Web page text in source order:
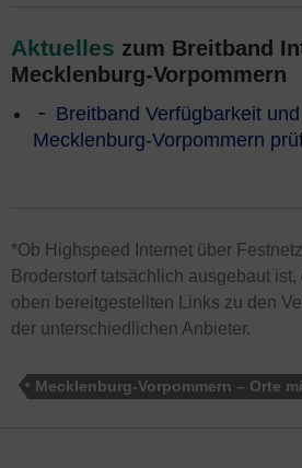
Aktuelles zum Breitband
Mecklenburg-Vorpommern
Breitband Verfügbarkeit
Mecklenburg-Vorpommern
*Ob Highspeed Internet über
Broderstorf tatsächlich ausgebaut
oben bereitgestellten Links zu den
der unterschiedlichen Anbieter.
Mecklenburg-Vorpommern – Orte